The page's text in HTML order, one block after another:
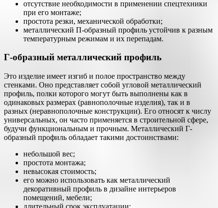
отсутствие необходимости в применении спецтехники
при его монтаже;
простота резки, механической обработки;
металлический П-образный профиль устойчив к разным
температурным режимам и их перепадам.
Г-образный металлический профиль
Это изделие имеет изгиб и полое пространство между
стенками. Оно представляет собой угловой металлический
профиль, полки которого могут быть выполнены как в
одинаковых размерах (равнополочные изделия), так и в
разных (неравнополочные конструкции). Его относят к числу
универсальных, он часто применяется в строительной сфере,
будучи функциональным и прочным. Металлический Г-
образный профиль обладает такими достоинствами:
небольшой вес;
простота монтажа;
невысокая стоимость;
его можно использовать как металлический
декоративный профиль в дизайне интерьеров
помещений, мебели;
длительный срок эксплуатации;